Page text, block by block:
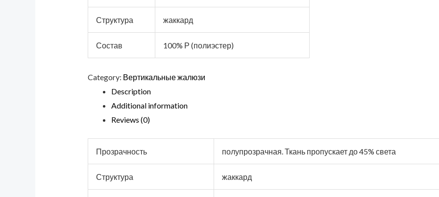
Структура жаккард
Состав 100% Р (полиэстер)
Category: Вертикальные жалюзи
Description
Additional information
Reviews (0)
Прозрачность полупрозрачная. Ткань пропускает до 45% света
Структура жаккард